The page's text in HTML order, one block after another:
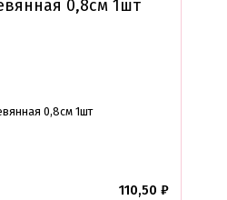
0,8см 1шт
110,50 ₽